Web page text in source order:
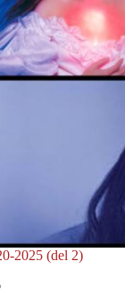
2025 (del 2)